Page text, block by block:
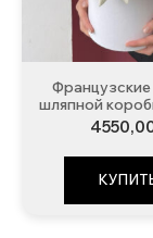
шляпной